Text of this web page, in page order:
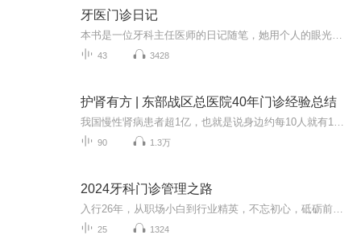
牙医门诊日记
43 3428
护肾有方 | 东部战区总医院40年门诊经验总结
90 1.3万
2024牙科门诊管理之路
25 1324